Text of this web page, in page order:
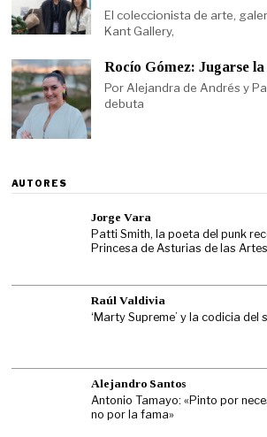
El coleccionista de arte,
Kant Gallery,
Rocío Gómez: Jugarse
Por Alejandra de Andrés y
debuta
AUTORES
Jorge Vara
Patti Smith, la poeta del punk
Princesa de Asturias de las
Raúl Valdivia
‘Marty Supreme’ y la codicia del
Alejandro Santos
Antonio Tamayo: «Pinto por
no por la fama»